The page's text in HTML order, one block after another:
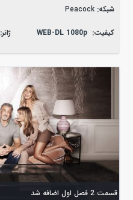
شبکه: Peacock
کیفیت: WEB-DL 1080p ژانر:
قسمت 2 فصل اول اضافه شد